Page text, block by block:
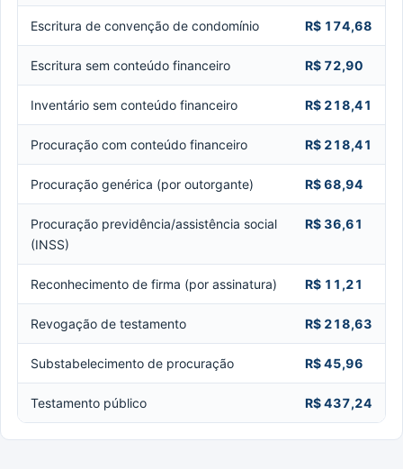
Escritura de convenção de condomínio R$ 174,68
Escritura sem conteúdo financeiro R$ 72,90
Inventário sem conteúdo financeiro R$ 218,41
Procuração com conteúdo financeiro R$ 218,41
Procuração genérica (por outorgante) R$ 68,94
Procuração previdência/assistência social
(INSS)
R$ 36,61
Reconhecimento de firma (por assinatura) R$ 11,21
Revogação de testamento R$ 218,63
Substabelecimento de procuração R$ 45,96
Testamento público R$ 437,24